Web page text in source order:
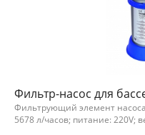
Фильтр-насос для
Фильтрующий элемент
5678 л/часов; питание: 220V;